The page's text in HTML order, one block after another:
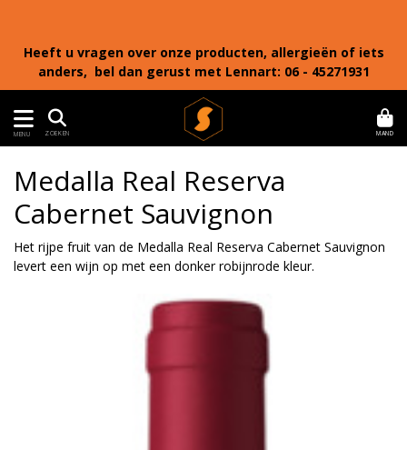
Heeft u vragen over onze producten, allergieën of iets
anders, bel dan gerust met Lennart: 06 - 45271931
MENU ZOEKEN MAND
Medalla Real Reserva
Cabernet Sauvignon
Het rijpe fruit van de Medalla Real Reserva Cabernet Sauvignon
levert een wijn op met een donker robijnrode kleur.